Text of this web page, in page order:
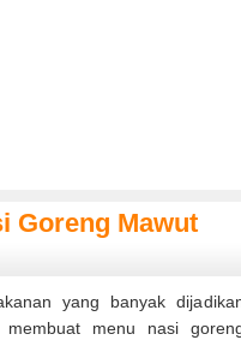
Goreng Mawut
yang banyak
menu nasi